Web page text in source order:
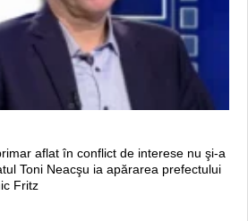
aflat în conflict de interese nu şi-a
Toni Neacşu ia apărarea prefectului
Fritz